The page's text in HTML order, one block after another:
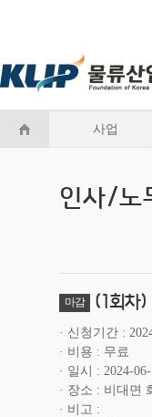
사업
인사/노
마감 (1회차)
신청기간
비용
무료
일시
2024-
장소
비대면
비고